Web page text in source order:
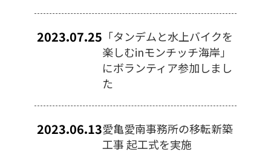
2023.07.25 「タンデムと水上バイクを
楽しむinモンチッチ海岸」
にボランティア参加しまし
た
2023.06.13愛亀愛南事務所の移転新築
工事 起工式を実施